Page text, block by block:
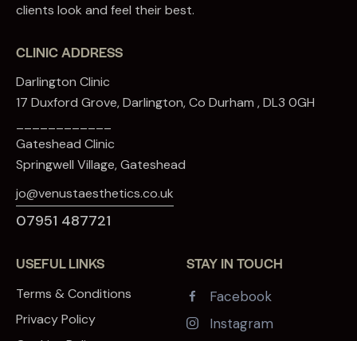
clients look and feel their best.
CLINIC ADDRESS
Darlington Clinic
17 Duxford Grove, Darlington, Co Durham , DL3 0GH
Gateshead Clinic
Springwell Village, Gateshead
jo@venustaesthetics.co.uk
07951 487721
USEFUL LINKS
Terms & Conditions
Privacy Policy
STAY IN TOUCH
Facebook
Instagram